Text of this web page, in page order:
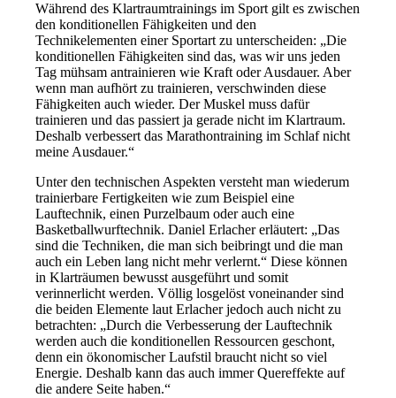
Während des Klartraumtrainings im Sport gilt es zwischen
den konditionellen Fähigkeiten und den
Technikelementen einer Sportart zu unterscheiden: „Die
konditionellen Fähigkeiten sind das, was wir uns jeden
Tag mühsam antrainieren wie Kraft oder Ausdauer. Aber
wenn man aufhört zu trainieren, verschwinden diese
Fähigkeiten auch wieder. Der Muskel muss dafür
trainieren und das passiert ja gerade nicht im Klartraum.
Deshalb verbessert das Marathontraining im Schlaf nicht
meine Ausdauer.“
Unter den technischen Aspekten versteht man wiederum
trainierbare Fertigkeiten wie zum Beispiel eine
Lauftechnik, einen Purzelbaum oder auch eine
Basketballwurftechnik. Daniel Erlacher erläutert: „Das
sind die Techniken, die man sich beibringt und die man
auch ein Leben lang nicht mehr verlernt.“ Diese können
in Klarträumen bewusst ausgeführt und somit
verinnerlicht werden. Völlig losgelöst voneinander sind
die beiden Elemente laut Erlacher jedoch auch nicht zu
betrachten: „Durch die Verbesserung der Lauftechnik
werden auch die konditionellen Ressourcen geschont,
denn ein ökonomischer Laufstil braucht nicht so viel
Energie. Deshalb kann das auch immer Quereffekte auf
die andere Seite haben.“